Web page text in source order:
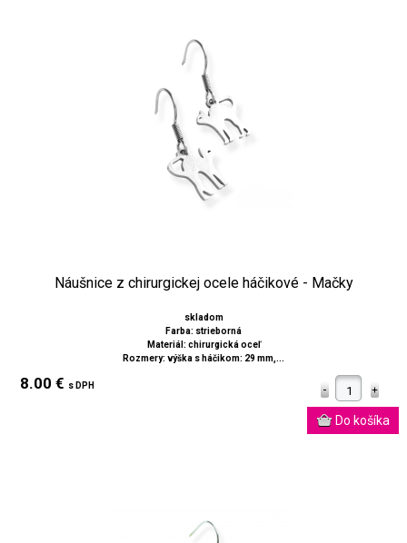
Náušnice z chirurgickej ocele háčikové - Mačky
skladom
Farba: strieborná
Materiál: chirurgická oceľ
Rozmery: výška s háčikom: 29 mm,...
8.00 € s DPH